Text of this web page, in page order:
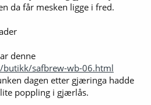
da får mesken ligge i fred.
denne
safbrew-wb-06.html
dagen etter gjæringa hadde
poppling i gjærlås.